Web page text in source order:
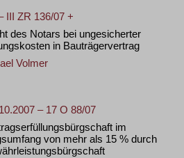
III ZR 136/07 +
des Notars bei ungesicherter
in Bauträgervertrag
Volmer
– 17 O 88/07
im
von mehr als 15 % durch